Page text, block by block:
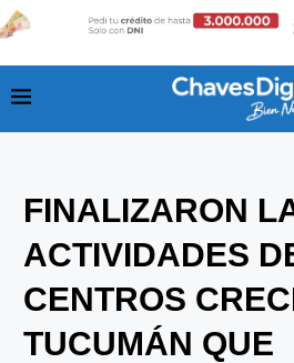
FINALIZARON
ACTIVIDADES
CENTROS
TUCUMÁN QUE